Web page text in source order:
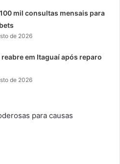
mil consultas mensais para
de 2026
reabre em Itaguaí após reparo
de 2026
para causas